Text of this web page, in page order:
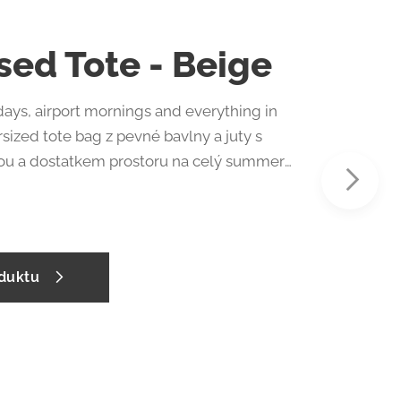
Tote - Beige
airport mornings and everything in
tote bag z pevné bavlny a juty s
a dostatkem prostoru na celý summer
Taška je doplněná o vnitřní zip kapsu na
s jutovým spodkem vyšší gramáž